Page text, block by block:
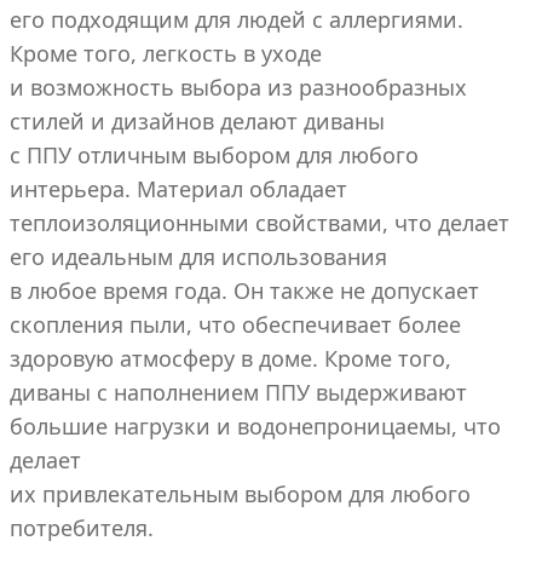
его подходящим для людей с аллергиями.
Кроме того, легкость в уходе
и возможность выбора из разнообразных
стилей и дизайнов делают диваны
с ППУ отличным выбором для любого
интерьера. Материал обладает
теплоизоляционными свойствами, что делает
его идеальным для использования
в любое время года. Он также не допускает
скопления пыли, что обеспечивает более
здоровую атмосферу в доме. Кроме того,
диваны с наполнением ППУ выдерживают
большие нагрузки и водонепроницаемы, что
делает
их привлекательным выбором для любого
потребителя.